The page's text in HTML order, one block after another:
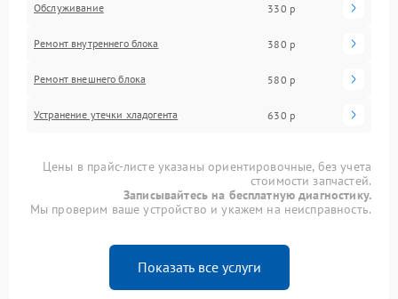
Обслуживание 330 р
Ремонт внутреннего блока 380 р
Ремонт внешнего блока 580 р
Устранение утечки хладогента 630 р
Цены в прайс-листе указаны ориентировочные, без учета
стоимости запчастей.
Записывайтесь на бесплатную диагностику.
Мы проверим ваше устройство и укажем на неисправность.
Показать все услуги